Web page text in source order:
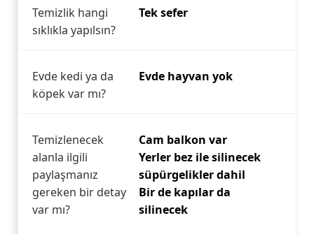
Temizlik hangi
sıklıkla yapılsın?
Tek sefer
Evde kedi ya da
köpek var mı?
Evde hayvan yok
Temizlenecek
alanla ilgili
paylaşmanız
gereken bir detay
var mı?
Cam balkon var
Yerler bez ile silinecek
süpürgelikler dahil
Bir de kapılar da
silinecek